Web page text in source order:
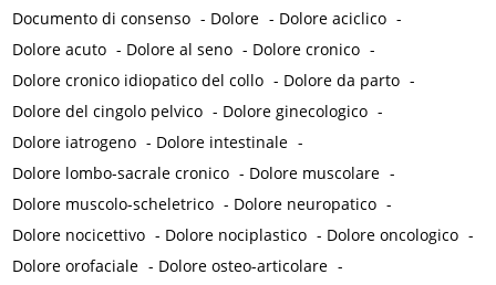
Documento di consenso - Dolore - Dolore aciclico -
Dolore acuto - Dolore al seno - Dolore cronico -
Dolore cronico idiopatico del collo - Dolore da parto -
Dolore del cingolo pelvico - Dolore ginecologico -
Dolore iatrogeno - Dolore intestinale -
Dolore lombo-sacrale cronico - Dolore muscolare -
Dolore muscolo-scheletrico - Dolore neuropatico -
Dolore nocicettivo - Dolore nociplastico - Dolore oncologico -
Dolore orofaciale - Dolore osteo-articolare -